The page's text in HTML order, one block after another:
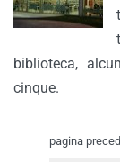
biblioteca,
cinque.
pagina